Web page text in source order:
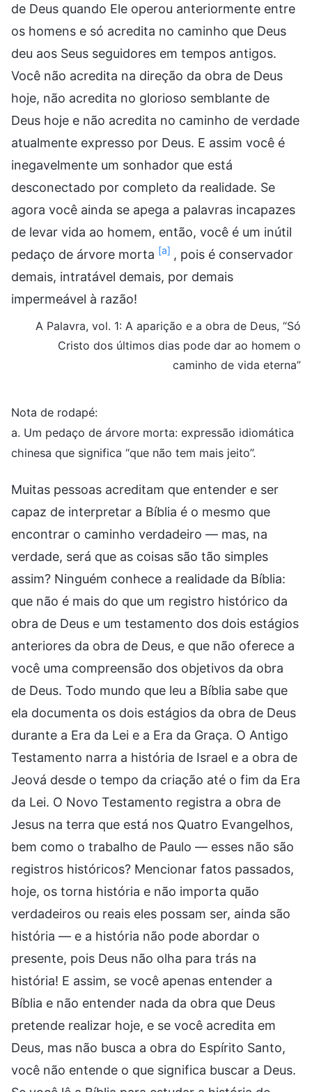
de Deus quando Ele operou anteriormente entre
os homens e só acredita no caminho que Deus
deu aos Seus seguidores em tempos antigos.
Você não acredita na direção da obra de Deus
hoje, não acredita no glorioso semblante de
Deus hoje e não acredita no caminho de verdade
atualmente expresso por Deus. E assim você é
inegavelmente um sonhador que está
desconectado por completo da realidade. Se
agora você ainda se apega a palavras incapazes
de levar vida ao homem, então, você é um inútil
pedaço de árvore morta [a] , pois é conservador
demais, intratável demais, por demais
impermeável à razão!
A Palavra, vol. 1: A aparição e a obra de Deus, “Só
Cristo dos últimos dias pode dar ao homem o
caminho de vida eterna”
Nota de rodapé:
a. Um pedaço de árvore morta: expressão idiomática
chinesa que significa “que não tem mais jeito”.
Muitas pessoas acreditam que entender e ser
capaz de interpretar a Bíblia é o mesmo que
encontrar o caminho verdadeiro — mas, na
verdade, será que as coisas são tão simples
assim? Ninguém conhece a realidade da Bíblia:
que não é mais do que um registro histórico da
obra de Deus e um testamento dos dois estágios
anteriores da obra de Deus, e que não oferece a
você uma compreensão dos objetivos da obra
de Deus. Todo mundo que leu a Bíblia sabe que
ela documenta os dois estágios da obra de Deus
durante a Era da Lei e a Era da Graça. O Antigo
Testamento narra a história de Israel e a obra de
Jeová desde o tempo da criação até o fim da Era
da Lei. O Novo Testamento registra a obra de
Jesus na terra que está nos Quatro Evangelhos,
bem como o trabalho de Paulo — esses não são
registros históricos? Mencionar fatos passados,
hoje, os torna história e não importa quão
verdadeiros ou reais eles possam ser, ainda são
história — e a história não pode abordar o
presente, pois Deus não olha para trás na
história! E assim, se você apenas entender a
Bíblia e não entender nada da obra que Deus
pretende realizar hoje, e se você acredita em
Deus, mas não busca a obra do Espírito Santo,
você não entende o que significa buscar a Deus.